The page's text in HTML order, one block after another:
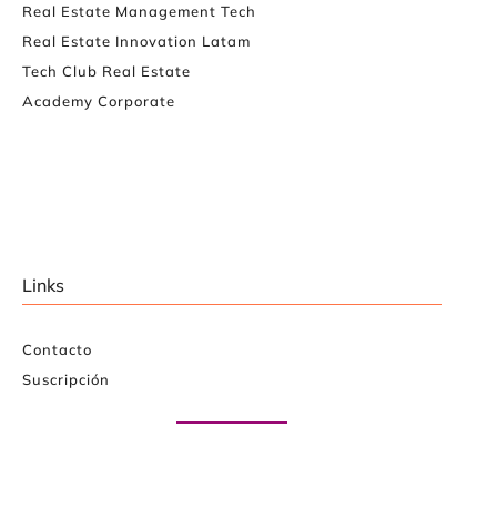
Real Estate Management Tech
Real Estate Innovation Latam
Tech Club Real Estate
Academy Corporate
Links
Contacto
Suscripción